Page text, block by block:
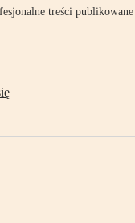
treści publikowane